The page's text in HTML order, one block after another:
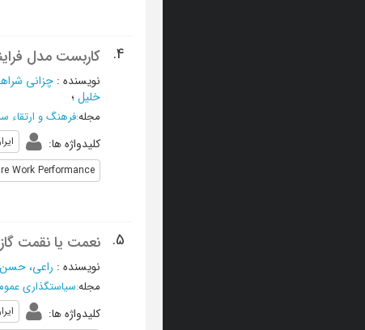
4. کاربست مدل
نویسنده : چزانی
خلیل؛
مجله:فرهنگ و ارتقاء
کلیدواژه ها:
Work Performance
5. نعمت یا نقمت گاز
نویسنده : راعی، حسن
مجله:سیاستگذاری
کلیدواژه ها: